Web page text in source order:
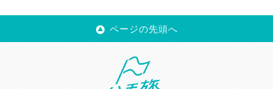
ページの先頭へ